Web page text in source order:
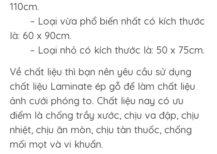
110cm.
– Loại vừa phổ biến nhất có kích thước
là: 60 x 90cm.
– Loại nhỏ có kích thước là: 50 x 75cm.
Về chất liệu thì bạn nên yêu cầu sử dụng
chất liệu Laminate ép gỗ để làm chất liệu
ảnh cưới phóng to. Chất liệu nay có ưu
điểm là chống trầy xước, chịu va đập, chịu
nhiệt, chịu ăn mòn, chịu tàn thuốc, chống
mối mọt và vi khuẩn.